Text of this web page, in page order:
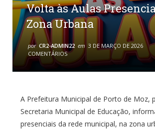
Volta às Aulas
Zona Urbana
por CR2-ADMIN22 em 3 DE MARÇO DE 2026
COMENTÁRIOS
A Prefeitura Municipal de Porto de Moz,
Secretaria Municipal de Educação,
presenciais da rede municipal, na zona